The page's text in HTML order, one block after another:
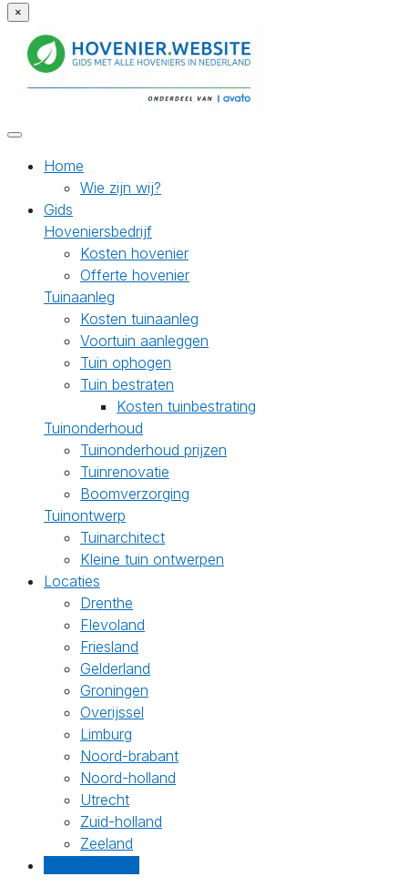
×
Home
Wie zijn wij?
Gids
Hoveniersbedrijf
Kosten hovenier
Offerte hovenier
Tuinaanleg
Kosten tuinaanleg
Voortuin aanleggen
Tuin ophogen
Tuin bestraten
Kosten tuinbestrating
Tuinonderhoud
Tuinonderhoud prijzen
Tuinrenovatie
Boomverzorging
Tuinontwerp
Tuinarchitect
Kleine tuin ontwerpen
Locaties
Drenthe
Flevoland
Friesland
Gelderland
Groningen
Overijssel
Limburg
Noord-brabant
Noord-holland
Utrecht
Zuid-holland
Zeeland